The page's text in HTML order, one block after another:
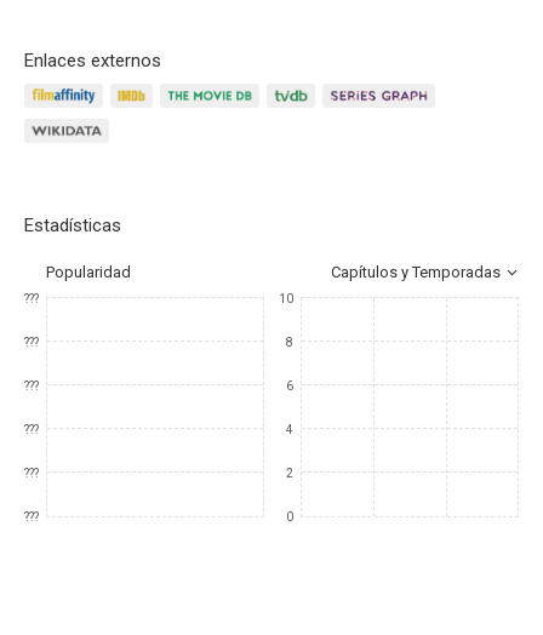
Enlaces externos
Estadísticas
Popularidad Capítulos y Temporadas
???
???
???
???
???
???
10
8
6
4
2
0